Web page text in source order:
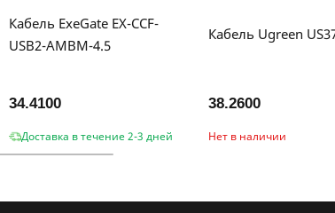
Кабель ExeGate EX-CCF-
USB2-AMBM-4.5
34.4100
Доставка в течение 2-3 дней
Кабель Ugreen
38.2600
Нет в наличии